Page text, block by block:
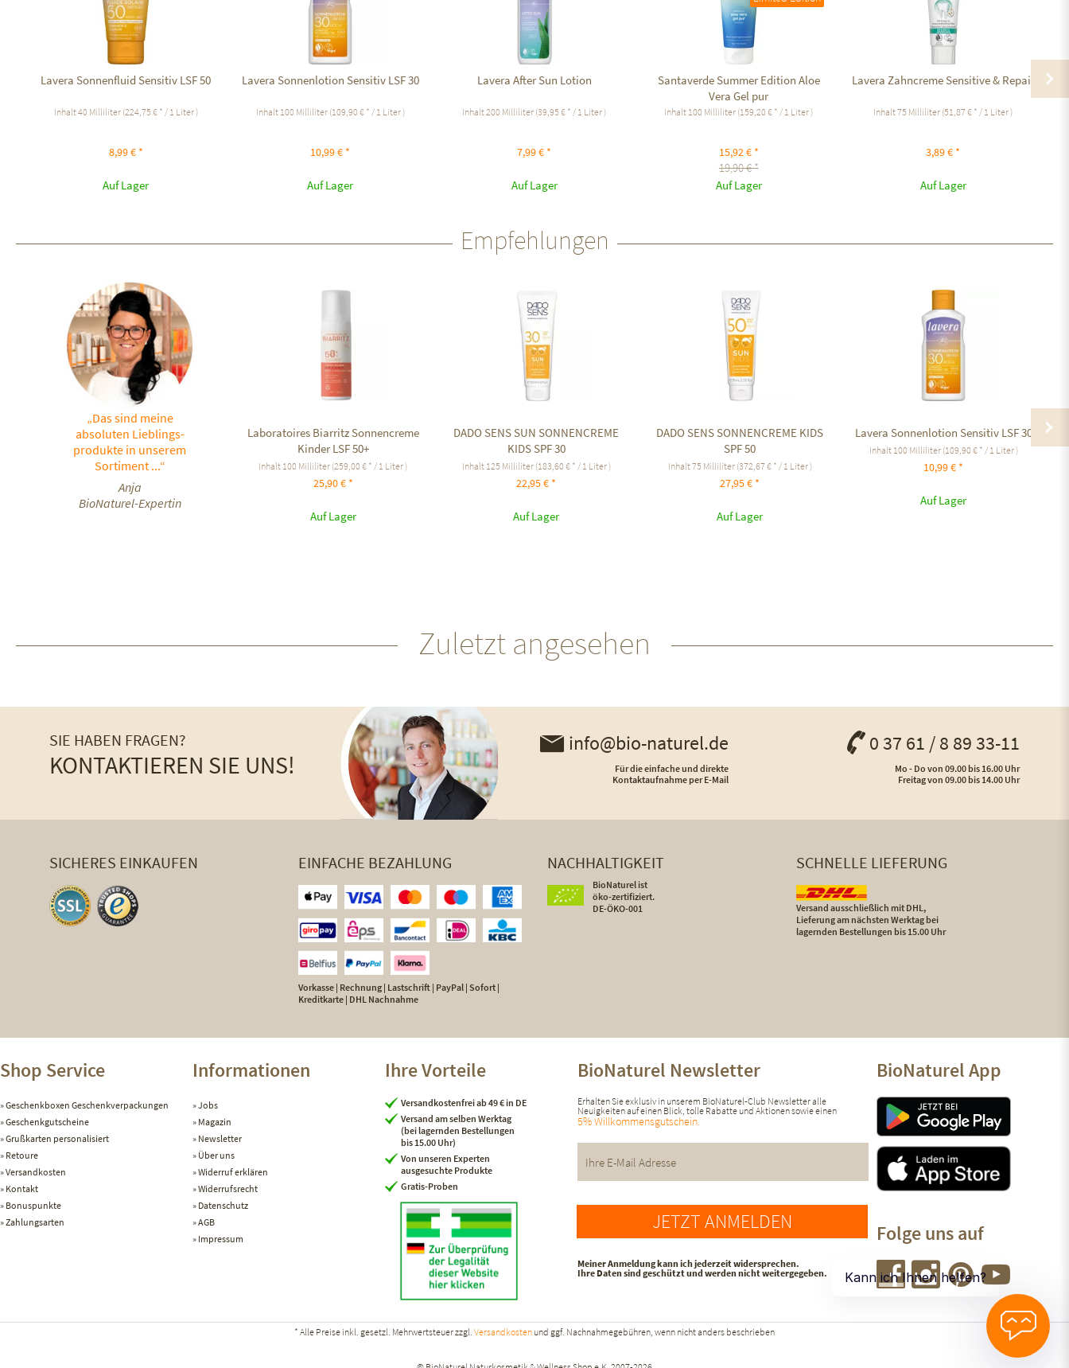
Lavera Sonnenfluid Sensitiv LSF 50
Inhalt40 Milliliter (224,75 € * / 1 Liter )
8,99 € *
Auf Lager
Lavera Sonnenlotion Sensitiv LSF 30
Inhalt 100 Milliliter (109,90 € * / 1 Liter )
10,99 € *
Auf Lager
Lavera After Sun Lotion
Inhalt200 Milliliter (39,95 € * / 1 Liter )
7,99 € *
Auf Lager
Santaverde Summer Edition Aloe
Vera Gel pur
Inhalt 100 Milliliter (159,20 € * / 1 Liter )
15,92 € *
19,90 € *
Auf Lager
Lavera Zahncreme Sensitive & Repair
Inhalt75 Milliliter (51,87 € * / 1 Liter )
3,89 € *
Auf Lager
Empfehlungen
„Das sind meine
absoluten Lieblings-
produkte in unserem
Sortiment ...“
Anja
BioNaturel-Expertin
Laboratoires Biarritz Sonnencreme
Kinder LSF 50+
Inhalt 100 Milliliter (259,00 € * / 1 Liter )
25,90 € *
Auf Lager
DADO SENS SUN SONNENCREME
KIDS SPF 30
Inhalt 125 Milliliter (183,60 € * / 1 Liter )
22,95 € *
Auf Lager
DADO SENS SONNENCREME KIDS
SPF 50
Inhalt75 Milliliter (372,67 € * / 1 Liter )
27,95 € *
Auf Lager
Lavera Sonnenlotion Sensitiv LSF 30
Inhalt 100 Milliliter (109,90 € * / 1 Liter )
10,99 € *
Auf Lager
Zuletzt angesehen
SIE HABEN FRAGEN?
KONTAKTIEREN SIE UNS!
info@bio-naturel.de
Für die einfache und direkte
Kontaktaufnahme per E-Mail
0 37 61 / 8 89 33-11
Mo - Do von 09.00 bis 16.00 Uhr
Freitag von 09.00 bis 14.00 Uhr
SICHERES EINKAUFEN EINFACHE BEZAHLUNG
Vorkasse | Rechnung | Lastschrift | PayPal | Sofort |
Kreditkarte | DHL Nachnahme
NACHHALTIGKEIT
BioNaturel ist
öko-zertifiziert.
DE-ÖKO-001
SCHNELLE LIEFERUNG
Versand ausschließlich mit DHL,
Lieferung am nächsten Werktag bei
lagernden Bestellungen bis 15.00 Uhr
Shop Service
Geschenkboxen Geschenkverpackungen
Geschenkgutscheine
Grußkarten personalisiert
Retoure
Versandkosten
Kontakt
Bonuspunkte
Zahlungsarten
Informationen
Jobs
Magazin
Newsletter
Über uns
Widerruf erklären
Widerrufsrecht
Datenschutz
AGB
Impressum
Ihre Vorteile
Versandkostenfrei ab 49 € in DE
Versand am selben Werktag
(bei lagernden Bestellungen
bis 15.00 Uhr)
Von unseren Experten
ausgesuchte Produkte
Gratis-Proben
BioNaturel Newsletter
Erhalten Sie exklusiv in unserem BioNaturel-Club Newsletter alle
Neuigkeiten auf einen Blick, tolle Rabatte und Aktionen sowie einen
5% Willkommensgutschein.
JETZT ANMELDEN
Meiner Anmeldung kann ich jederzeit widersprechen.
Ihre Daten sind geschützt und werden nicht weitergegeben.
BioNaturel App
Folge uns auf
* Alle Preise inkl. gesetzl. Mehrwertsteuer zzgl. Versandkosten und ggf. Nachnahmegebühren, wenn nicht anders beschrieben